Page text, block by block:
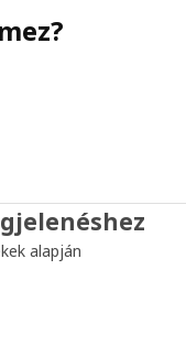
alapján